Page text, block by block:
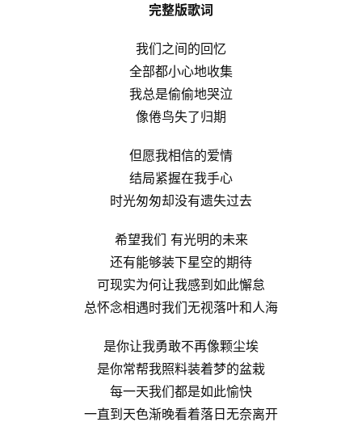
完整版歌词
我们之间的回忆
全部都小心地收集
我总是偷偷地哭泣
像倦鸟失了归期
但愿我相信的爱情
结局紧握在我手心
时光匆匆却没有遗失过去
希望我们 有光明的未来
还有能够装下星空的期待
可现实为何让我感到如此懈怠
总怀念相遇时我们无视落叶和人海
是你让我勇敢不再像颗尘埃
是你常帮我照料装着梦的盆栽
每一天我们都是如此愉快
一直到天色渐晚看着落日无奈离开